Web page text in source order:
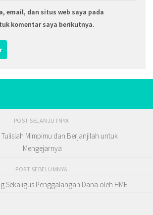
email, dan situs web saya pada
komentar saya berikutnya.
POST SELANJUTNYA
Tulislah Mimpimu dan Berjanjilah untuk
Mengejarnya
POST SEBELUMNYA
Sekaligus Penggalangan Dana oleh HME